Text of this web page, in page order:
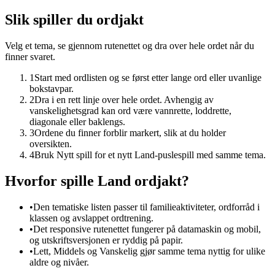
Slik spiller du ordjakt
Velg et tema, se gjennom rutenettet og dra over hele ordet når du
finner svaret.
1 Start med ordlisten og se først etter lange ord eller uvanlige
bokstavpar.
2Dra i en rett linje over hele ordet. Avhengig av
vanskelighetsgrad kan ord være vannrette, loddrette,
diagonale eller baklengs.
3Ordene du finner forblir markert, slik at du holder
oversikten.
4Bruk Nytt spill for et nytt Land-puslespill med samme tema.
Hvorfor spille Land ordjakt?
•Den tematiske listen passer til familieaktiviteter, ordforråd i
klassen og avslappet ordtrening.
•Det responsive rutenettet fungerer på datamaskin og mobil,
og utskriftsversjonen er ryddig på papir.
•Lett, Middels og Vanskelig gjør samme tema nyttig for ulike
aldre og nivåer.